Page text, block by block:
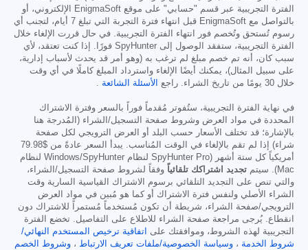
الفترة التجريبية عبر قسم "حسابي" على موقع EnigmaSoft الإلكتروني، أو
بالتواصل مع EnigmaSoft قبل انتهاء فترة التجربة التي تبلغ 7 أيام، لتجنب أي
رسوم تُستحق وتُخصم فور انتهاء الفترة التجريبية. في حال قررت الإلغاء خلال
الفترة التجريبية، ستفقد الوصول إلى SpyHunter فورًا. إذا كنت تعتقد، لأي
سبب كان، أنه تم خصم مبلغ لم ترغب به (وهو أمر قد يحدث لأسباب إدارية،
على سبيل المثال)، يمكنك أيضًا الإلغاء واسترداد المبلغ كاملًا في أي وقت
خلال 30 يومًا من تاريخ الشراء. راجع
الأسئلة الشائعة .
في نهاية الفترة التجريبية، ستُفوتر مُقدماً فوراً بالسعر وفترة الاشتراك
المحددة في مواد العرض وشروط صفحة التسجيل/الشراء (المُدرجة هنا
بالإشارة؛ قد تختلف الأسعار حسب البلد أو العرض الترويجي لكل صفحة
شراء) إذا لم تقم بالإلغاء في الوقت المُناسب. يبدأ السعر عادةً من $79.98
أمريكياً كل ستة أشهر (SpyHunter Pro لنظام Windows/SpyHunter لنظام
Mac). سيتم
تجديد اشتراكك تلقائياً وفقاً لشروط صفحة التسجيل/الشراء،
والتي تنص على التجديد التلقائي برسوم الاشتراك القياسية السارية وقت
الشراء الأصلي ولنفس فترة الاشتراك أو كما هو مُبين في مواد العرض
الترويجي/صفحة الشراء، شريطة أن تكون مُستخدماً مُستمراً للاشتراك دون
انقطاع. يُرجى مراجعة صفحة الشراء للاطلاع على التفاصيل. تخضع الفترة
التجريبية لهذه الشروط، وموافقتك على
اتفاقية ترخيص المستخدم النهائي/
شروط الخدمة ، وسياسة الخصوصية/ملفات تعريف الارتباط ، وشروط الخصم